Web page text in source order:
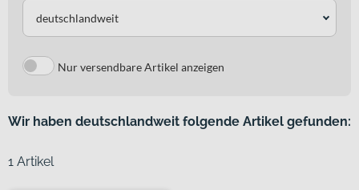
deutschlandweit
Nur versendbare Artikel anzeigen
Wir haben deutschlandweit folgende Artikel gefunden:
1 Artikel